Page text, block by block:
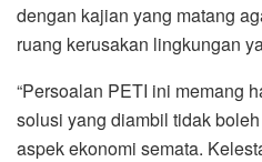
dengan kajian yang matang
ruang kerusakan lingkungan
“Persoalan PETI ini memang
solusi yang diambil tidak
aspek ekonomi semata.